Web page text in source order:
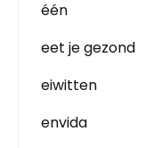
één
eet je gezond
eiwitten
envida